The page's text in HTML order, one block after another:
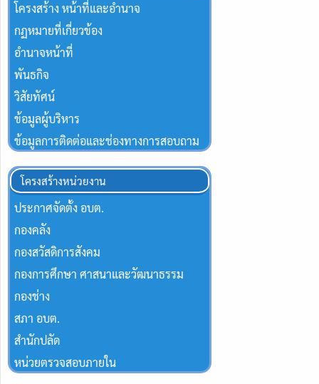
โครงสร้าง หน้าที่และอำนาจ
กฏหมายที่เกี่ยวข้อง
อำนาจหน้าที่
พันธกิจ
วิสัยทัศน์
ข้อมูลผู้บริหาร
ข้อมูลการติดต่อและช่องทางการสอบถาม
โครงสร้างหน่วยงาน
ประกาศจัดตั้ง อบต.
กองคลัง
กองสวัสดิการสังคม
กองการศึกษา ศาสนาและวัฒนาธรรม
กองช่าง
สภา อบต.
สำนักปลัด
หน่วยตรวจสอบภายใน